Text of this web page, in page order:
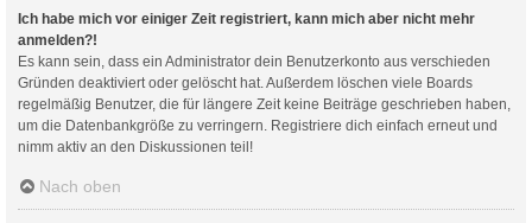
Ich habe mich vor einiger Zeit registriert, kann mich aber nicht mehr
anmelden?!
Es kann sein, dass ein Administrator dein Benutzerkonto aus verschieden
Gründen deaktiviert oder gelöscht hat. Außerdem löschen viele Boards
regelmäßig Benutzer, die für längere Zeit keine Beiträge geschrieben haben,
um die Datenbankgröße zu verringern. Registriere dich einfach erneut und
nimm aktiv an den Diskussionen teil!
Nach oben